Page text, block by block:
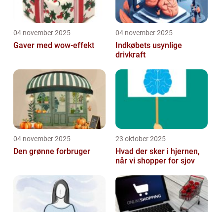
04 november 2025
Gaver med wow-effekt
04 november 2025
Indkøbets usynlige
drivkraft
04 november 2025
Den grønne forbruger
23 oktober 2025
Hvad der sker i hjernen,
når vi shopper for sjov